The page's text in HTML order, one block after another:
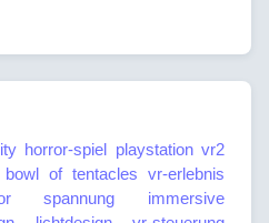
horror-spiel playstation vr2
bowl of tentacles vr-erlebnis
spannung
immersive